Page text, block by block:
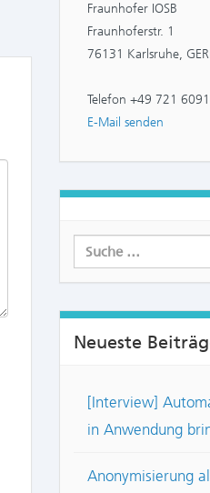
Fraunhofer IOSB
Fraunhoferstr. 1
76131 Karlsruhe,
Telefon +49 721
E-Mail senden
Neueste
[Interview]
in Anwendung
Anonymisierung